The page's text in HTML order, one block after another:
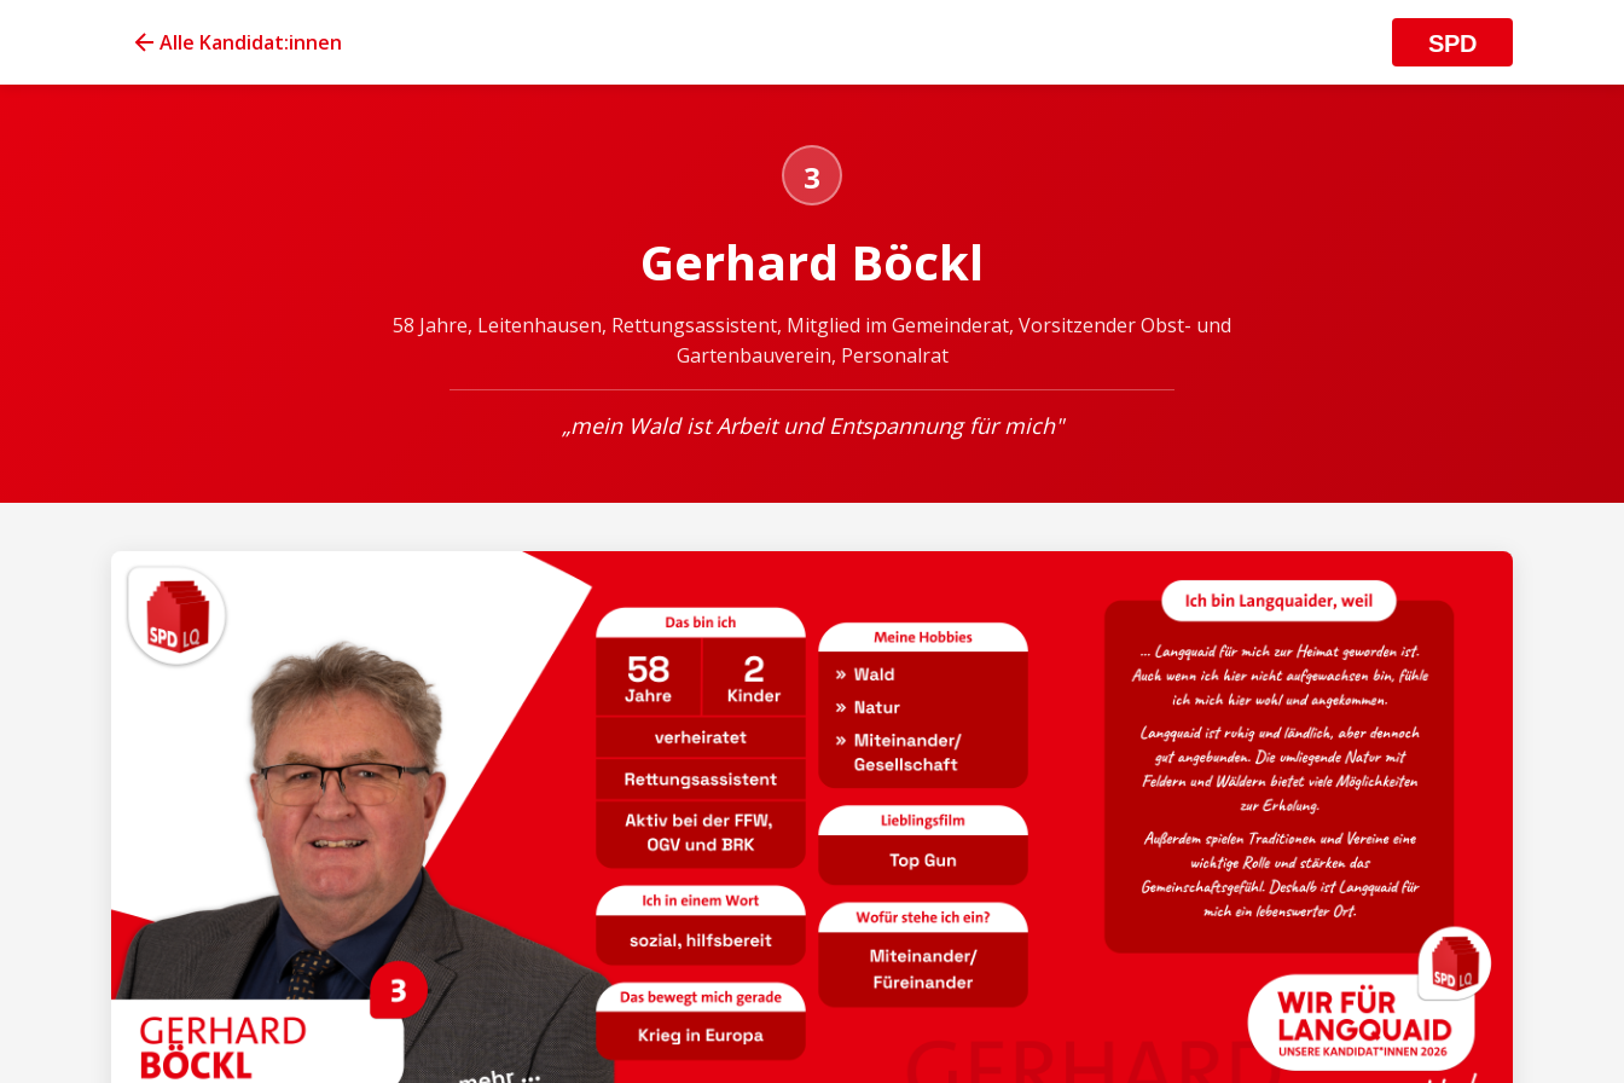
Alle Kandidat:innen SPD
3
Gerhard Böckl
58 Jahre, Leitenhausen, Rettungsassistent, Mitglied im Gemeinderat, Vorsitzender Obst- und
Gartenbauverein, Personalrat
„mein Wald ist Arbeit und Entspannung für mich"